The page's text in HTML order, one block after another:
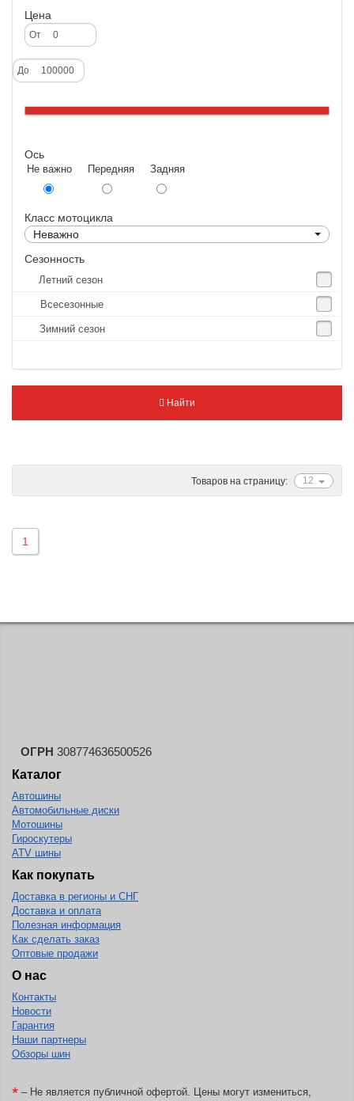
Continental
CST
Deestone
Dunlop
Excel
GoldenTyre
Gummy
IRC
IRC Tyre
Kenda
KINGS TIRE
Kingstone
Pirelli
PMT
Wanda
Wanmao
Wincross
X-Grip
YiJiaBan
Волтайр
Кама
Петрошина
Цена
От
До
Ось
Не важно Передняя Задняя
Класс мотоцикла
Неважно
Сезонность
Летний сезон
Всесезонные
Зимний сезон
Найти
12
Товаров на страницу:
1
ОГРН 308774636500526
Каталог
Автошины
Автомобильные диски
Мотошины
Гироскутеры
ATV шины
Как покупать
Доставка в регионы и СНГ
Доставка и оплата
Полезная информация
Как сделать заказ
Оптовые продажи
О нас
Контакты
Новости
Гарантия
Наши партнеры
Обзоры шин
* – Не является публичной офертой. Цены могут измениться,